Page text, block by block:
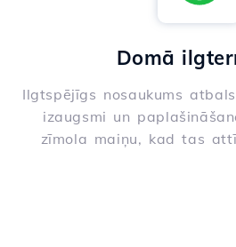
Domā
Ilgtspējīgs nosaukums
izaugsmi un
zīmola maiņu, kad tas